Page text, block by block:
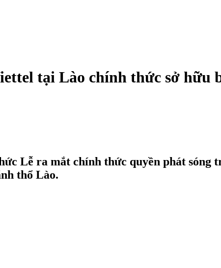
tại Lào chính thức sở hữu
Lễ ra mắt chính thức quyền phát sóng
thổ Lào.